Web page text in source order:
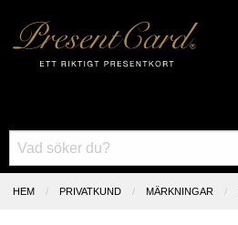
HEM PRIVATKUND MÄRKNINGAR